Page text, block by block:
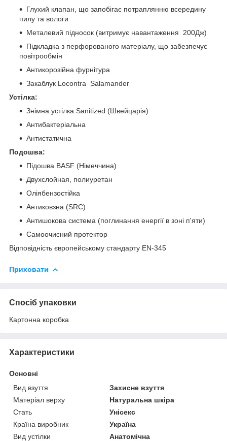
Глухий клапан, що запобігає потраплянню всередину
пилу та вологи
Металевий підносок (витримує навантаження 200Дж)
Підкладка з перфорованого матеріалу, що забезпечує
повітрообмін
Антикорозійна фурнітура
Закаблук Locontra Salamander
Устілка:
Знімна устілка Sanitized (Швейцарія)
Антибактеріальна
Антистатична
Подошва:
Підошва BASF (Німеччина)
Двухслойная, полиуретан
Оліябензостійка
Антиковзна (SRC)
Антишокова система (поглинання енергії в зоні п'яти)
Самоочисний протектор
Відповідність європейському стандарту EN-345
Приховати
Спосіб упаковки
Картонна коробка
Характеристики
Основні
Вид взуття
Захисне взуття
Матеріал верху
Натуральна шкіра
Стать
Унісекс
Країна виробник
Україна
Вид устілки
Анатомічна